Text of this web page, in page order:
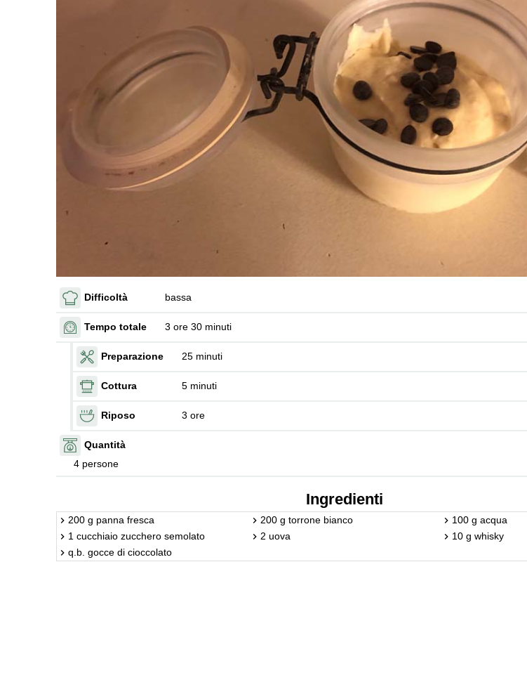
Difficoltà bassa
Tempo totale 3 ore 30 minuti
Preparazione 25 minuti
Cottura 5 minuti
Riposo 3 ore
Quantità
4 persone
Ingredienti
200 g panna fresca 200 g torrone bianco
100 g acqua
1 cucchiaio zucchero semolato
2 uova
10 g whisky
q.b. gocce di cioccolato